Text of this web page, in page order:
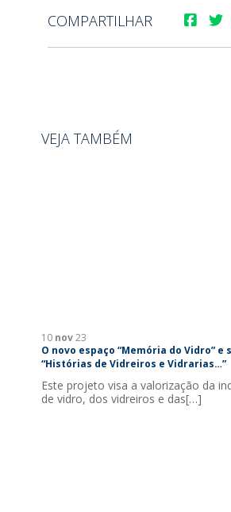
COMPARTILHAR
VEJA TAMBÉM
10 nov23
O novo espaço “Memória do Vidro”
“Histórias de Vidreiros e Vidrarias…”
Este projeto visa a valorização da
de vidro, dos vidreiros e das[…]